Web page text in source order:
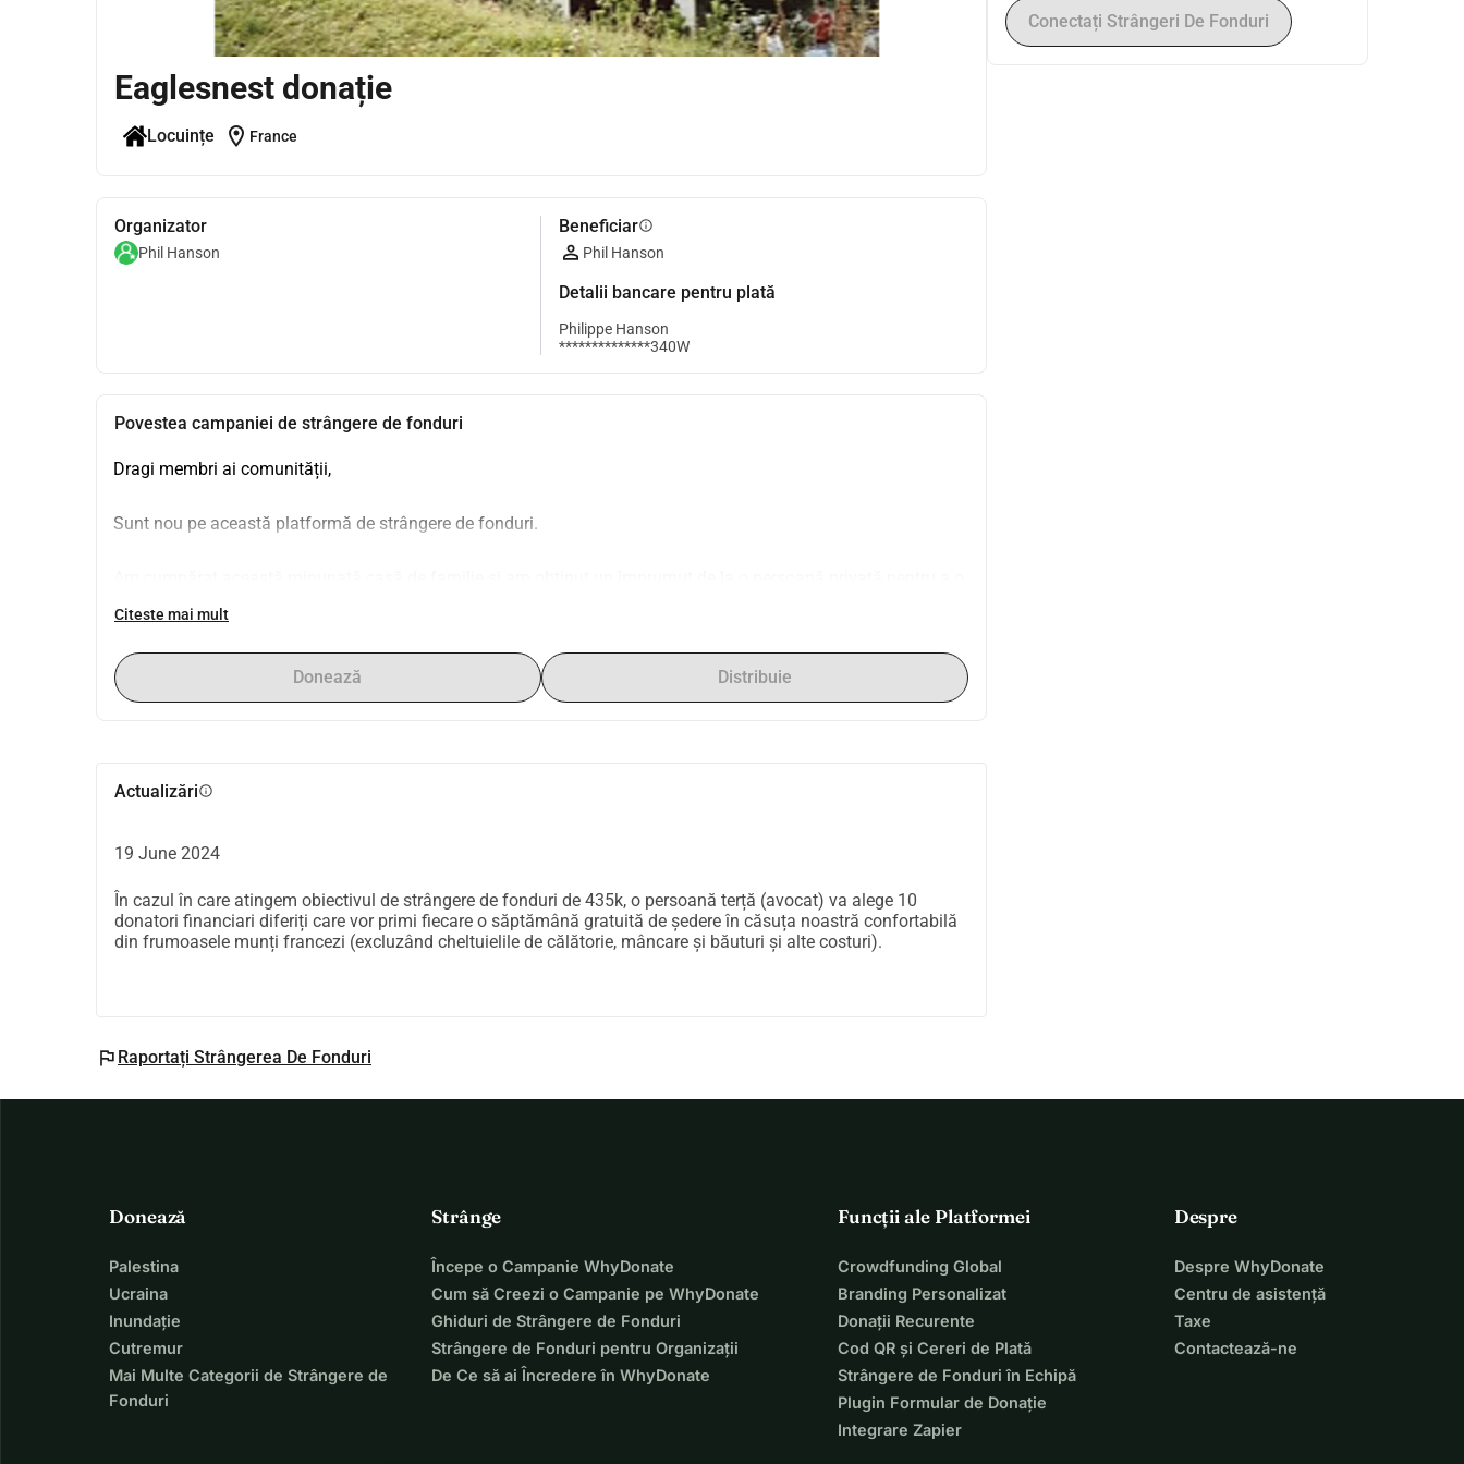
Eaglesnest donație
Locuințe location_on France
Organizator
Phil Hanson
Beneficiarinfo
Phil Hanson
Detalii bancare pentru plată
Philippe Hanson
**************340W
Povestea campaniei de strângere de fonduri
Dragi membri ai comunității,
Sunt nou pe această platformă de strângere de fonduri.
finanța. Din păcate, această persoană
familia mea înaintea unei poveri financiare aproape imposibile.
Fiindcă sunt pensionat, băncile nu îmi mai oferă împrumuturi.
Binecuvântări tuturor!
Citeste mai mult
Donează Distribuie
Actualizăriinfo
19 June 2024
În cazul în care atingem obiectivul de strângere de fonduri de 435k, o persoană terță (avocat) va alege 10
donatori financiari diferiți care vor primi fiecare o săptămână gratuită de ședere în căsuța noastră confortabilă
din frumoasele munți francezi (excluzând cheltuielile de călătorie, mâncare și băuturi și alte costuri).
flag Raportați Strângerea De Fonduri
Conectați Strângeri De Fonduri
Donează
Palestina
Ucraina
Inundație
Cutremur
Mai Multe Categorii de Strângere de
Fonduri
Strânge
Începe o Campanie WhyDonate
Cum să Creezi o Campanie pe WhyDonate
Ghiduri de Strângere de Fonduri
Strângere de Fonduri pentru Organizații
De Ce să ai Încredere în WhyDonate
Funcții ale Platformei
Crowdfunding Global
Branding Personalizat
Donații Recurente
Cod QR și Cereri de Plată
Strângere de Fonduri în Echipă
Plugin Formular de Donație
Integrare Zapier
Despre
Despre WhyDonate
Centru de asistență
Taxe
Contactează-ne